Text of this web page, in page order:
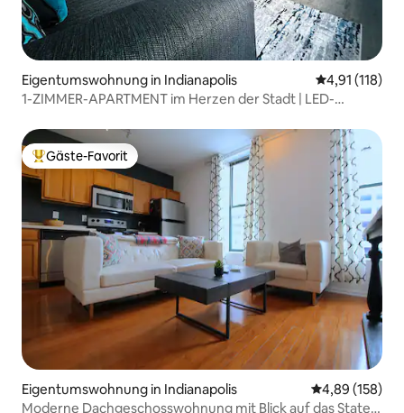
Eigentumswohnung in Indianapolis
4,91 (118)
1-ZIMMER-APARTMENT im Herzen der Stadt | LED-
Beliebter Gäste-Favorit.
Gäste-Favorit
Eigentumswohnung in Indianapolis
4,89 (158)
Moderne Dachgeschosswohnung mit Blick auf das State